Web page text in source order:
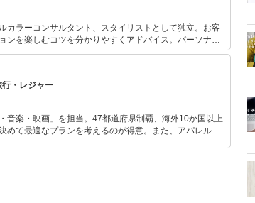
カラーコンサルタント、スタイリストとして独立。お客
ンを楽しむコツを分かりやすくアドバイス。パーソナル
定評がある。 また、FPとしても活動して
た「はじめての投資セミナー」を開催中。お金とファッ
・レジャー
音楽・映画」を担当。47都道府県制覇、海外10か国以上
めて最適なプランを考えるのが得意。また、アパレルシ